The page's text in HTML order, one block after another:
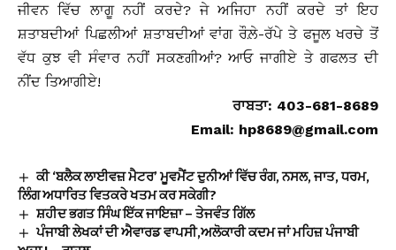
ਜੀਵਨ ਵਿੱਚ ਲਾਗੂ ਨਹੀਂ ਕਰਦੇ? ਜੇ ਅਜਿਹਾ ਨਹੀਂ ਕਰਦੇ ਤਾਂ ਇਹ
ਸ਼ਤਾਬਦੀਆਂ ਪਿਛਲੀਆਂ ਸ਼ਤਾਬਦੀਆਂ ਵਾਂਗ ਰੌਲ਼ੇ-ਰੱਪੇ ਤੇ ਫਜੂਲ ਖਰਚੇ ਤੋਂ
ਵੱਧ ਕੁਝ ਵੀ ਸੰਵਾਰ ਨਹੀਂ ਸਕਣਗੀਆਂ? ਆਓ ਜਾਗੀਏ ਤੇ ਗਫਲਤ ਦੀ
ਨੀਂਦ ਤਿਆਗੀਏ!
ਰਾਬਤਾ: 403-681-8689
Email: hp8689@gmail.com
ਕੀ ‘ਬਲੈਕ ਲਾਈਵਜ਼ ਮੈਟਰ’ ਮੂਵਮੈਂਟ ਦੁਨੀਆਂ ਵਿੱਚ ਰੰਗ, ਨਸਲ, ਜਾਤ, ਧਰਮ,
ਲਿੰਗ ਅਧਾਰਿਤ ਵਿਤਕਰੇ ਖਤਮ ਕਰ ਸਕੇਗੀ?
ਸ਼ਹੀਦ ਭਗਤ ਸਿੰਘ ਇੱਕ ਜਾਇਜ਼ਾ – ਤੇਜਵੰਤ ਗਿੱਲ
ਪੰਜਾਬੀ ਲੇਖਕਾਂ ਦੀ ਐਵਾਰਡ ਵਾਪਸੀ,ਅਲੋਕਾਰੀ ਕਦਮ ਜਾਂ ਮਹਿਜ਼ ਪੰਜਾਬੀ